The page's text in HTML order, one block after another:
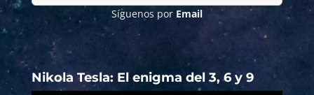
Síguenos por Email
Nikola Tesla: El enigma del 3, 6 y 9